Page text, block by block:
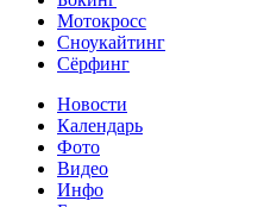
Мотокросс
Сноукайтинг
Сёрфинг
Новости
Календарь
Фото
Видео
Инфо